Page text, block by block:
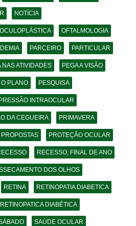
NOTÍCIA
OCULOPLÁSTICA OFTALMOLOGIA
PARCEIRO PARTICULAR
NAS ATIVIDADES PEGA A VISÃO
PLANO PESQUISA
PRESSÃO INTRAOCULAR
DA CEGUEIRA PRIMAVERA
PROPOSTAS PROTEÇÃO OCULAR
RECESSO; FINAL DE ANO
DOS OLHOS
RETINA RETINOPATIA DIABETICA
RETINOPATICA DIABÉTICA
SAÚDE OCULAR